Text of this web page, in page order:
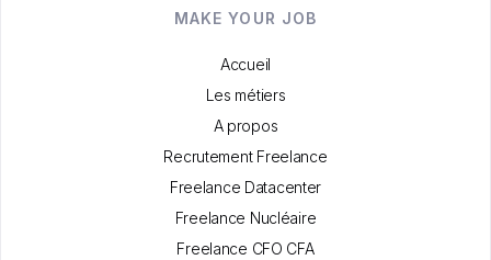
MAKE YOUR JOB
Accueil
Les métiers
A propos
Recrutement Freelance
Freelance Datacenter
Freelance Nucléaire
Freelance CFO CFA